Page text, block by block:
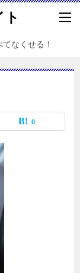
なくせる！
0